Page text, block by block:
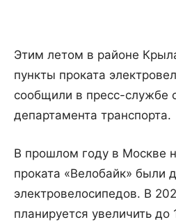
Этим летом в районе
пункты проката
сообщили в пресс-службе
департамента транспорта.
В прошлом году в Москве
проката «Велобайк» были
электровелосипедов. В
планируется увеличить до